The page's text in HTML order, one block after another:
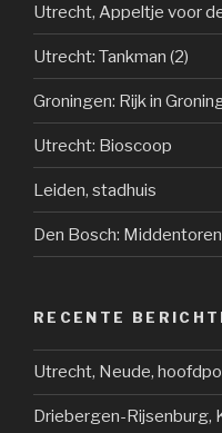
Utrecht, Appeltje voor
Utrecht: Tankman (2)
Groningen: Rijk in
Utrecht: Bioscoop
Leiden, stadhuis
Den Bosch:
RECENTE
Utrecht, Neude,
Driebergen-Rijsenburg,